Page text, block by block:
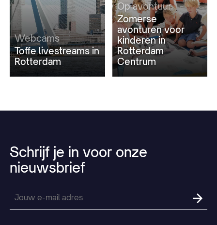
Webcams
Toffe livestreams in
Rotterdam
Op avontuur
Zomerse
avonturen voor
kinderen in
Rotterdam
Centrum
Schrijf je in voor onze
nieuwsbrief